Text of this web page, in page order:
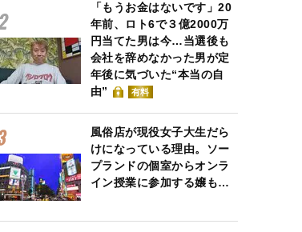
「もうお金はないです」20
年前、ロト6で３億2000万
円当てた男は今…当選後も
会社を辞めなかった男が定
年後に気づいた“本当の自
由”
有料
風俗店が現役女子大生だら
けになっている理由。ソー
プランドの個室からオンラ
イン授業に参加する嬢も…